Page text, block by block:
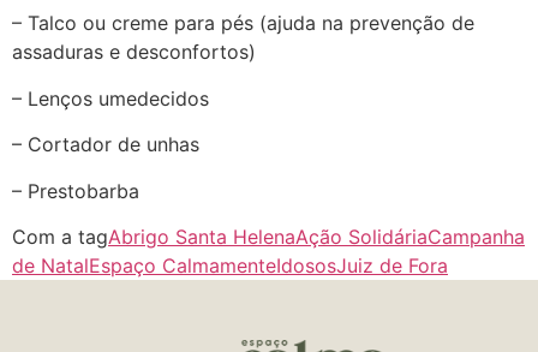
– Talco ou creme para pés (ajuda na prevenção de
assaduras e desconfortos)
– Lenços umedecidos
– Cortador de unhas
– Prestobarba
Com a tagAbrigo Santa HelenaAção SolidáriaCampanha
de NatalEspaço CalmamenteIdososJuiz de Fora